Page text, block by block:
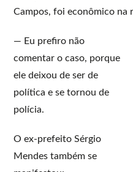
Campos, foi econômico na
— Eu prefiro não
comentar o caso, porque
ele deixou de ser de
política e se tornou de
polícia.
O ex-prefeito Sérgio
Mendes também se